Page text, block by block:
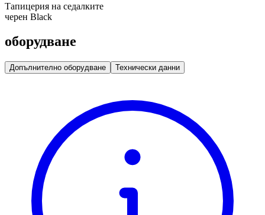
Тапицерия на седалките
черен Black
оборудване
Допълнително оборудване Технически данни